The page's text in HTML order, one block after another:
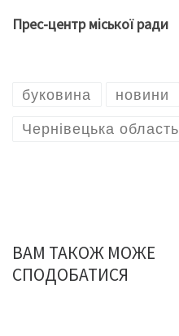
Прес-центр міської ради
буковина новини
Чернівецька область
ВАМ ТАКОЖ МОЖЕ
СПОДОБАТИСЯ